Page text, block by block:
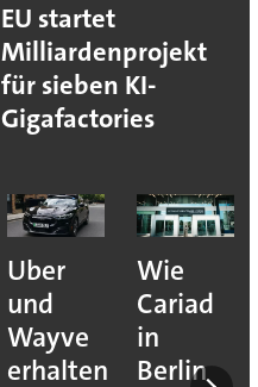
EU startet
Milliardenprojekt
für sieben KI-
Gigafactories
Uber
und
Wayve
erhalten
Wie
Cariad
in
Berlin